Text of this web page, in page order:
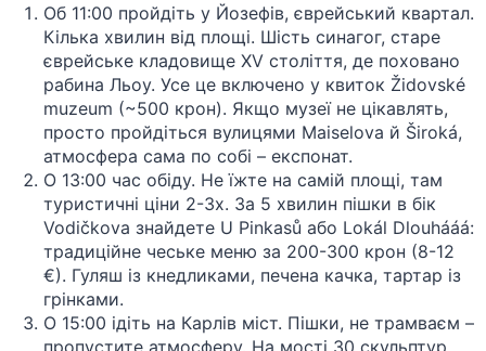
Об 11:00 пройдіть у Йозефів, єврейський квартал.
Кілька хвилин від площі. Шість синагог, старе
єврейське кладовище XV століття, де поховано
рабина Льоу. Усе це включено у квиток Židovské
muzeum (~500 крон). Якщо музеї не цікавлять,
просто пройдіться вулицями Maiselova й Široká,
атмосфера сама по собі – експонат.
О 13:00 час обіду. Не їжте на самій площі, там
туристичні ціни 2-3х. За 5 хвилин пішки в бік
Vodičkova знайдете U Pinkasů або Lokál Dlouhááá:
традиційне чеське меню за 200-300 крон (8-12
€). Гуляш із кнедликами, печена качка, тартар із
грінками.
О 15:00 ідіть на Карлів міст. Пішки, не трамваєм –
пропустите атмосферу. На мості 30 скульптур